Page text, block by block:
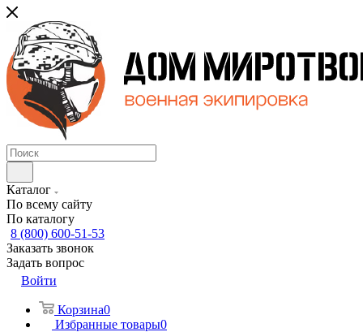
Каталог
По всему сайту
По каталогу
8 (800) 600-51-53
Заказать звонок
Задать вопрос
Войти
Корзина0
Избранные товары0